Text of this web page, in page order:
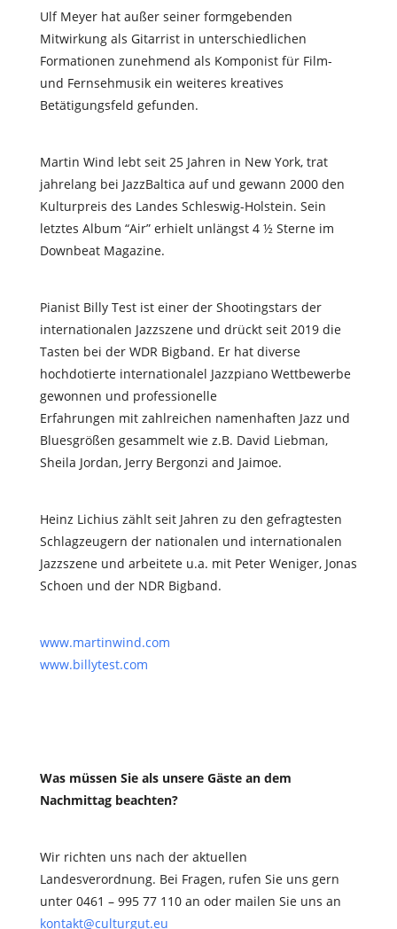
Ulf Meyer hat außer seiner formgebenden
Mitwirkung als Gitarrist in unterschiedlichen
Formationen zunehmend als Komponist für Film-
und Fernsehmusik ein weiteres kreatives
Betätigungsfeld gefunden.
Martin Wind lebt seit 25 Jahren in New York, trat
jahrelang bei JazzBaltica auf und gewann 2000 den
Kulturpreis des Landes Schleswig-Holstein. Sein
letztes Album “Air” erhielt unlängst 4 ½ Sterne im
Downbeat Magazine.
Pianist Billy Test ist einer der Shootingstars der
internationalen Jazzszene und drückt seit 2019 die
Tasten bei der WDR Bigband. Er hat diverse
hochdotierte internationalel Jazzpiano Wettbewerbe
gewonnen und professionelle
Erfahrungen mit zahlreichen namenhaften Jazz und
Bluesgrößen gesammelt wie z.B. David Liebman,
Sheila Jordan, Jerry Bergonzi and Jaimoe.
Heinz Lichius zählt seit Jahren zu den gefragtesten
Schlagzeugern der nationalen und internationalen
Jazzszene und arbeitete u.a. mit Peter Weniger, Jonas
Schoen und der NDR Bigband.
www.martinwind.com
www.billytest.com
Was müssen Sie als unsere Gäste an dem
Nachmittag beachten?
Wir richten uns nach der aktuellen
Landesverordnung. Bei Fragen, rufen Sie uns gern
unter 0461 – 995 77 110 an oder mailen Sie uns an
kontakt@culturgut.eu